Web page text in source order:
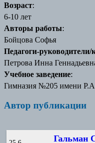
Возраст:
6-10 лет
Авторы работы:
Бойцова Софья
Педагоги-
Петрова Инна
Учебное заведение:
Гимназия №205 имени
Автор публикации
Гальман